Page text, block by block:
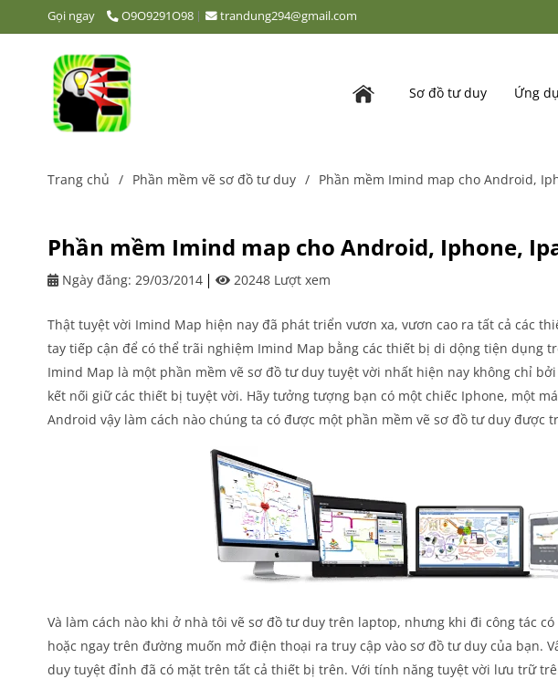
Gọi ngay O9O9291O98 trandung294@gmail.com
Sơ đồ tư duy Ứng
Trang chủ / Phần mềm vẽ sơ đồ tư duy / Phần mềm Imind map cho Android,
Phần mềm Imind map cho Android, Iphone,
Ngày đăng: 29/03/2014 20248 Lượt xem
Thật tuyệt vời Imind Map hiện nay đã phát triển vươn xa, vươn cao ra tất cả các
tay tiếp cận để có thể trãi nghiệm Imind Map bằng các thiết bị di dộng tiện dụng
Imind Map là một phần mềm vẽ sơ đồ tư duy tuyệt vời nhất hiện nay không chỉ
kết nối giữ các thiết bị tuyệt vời. Hãy tưởng tượng bạn có một chiếc Iphone, một
Android vậy làm cách nào chúng ta có được một phần mềm vẽ sơ đồ tư duy được
Và làm cách nào khi ở nhà tôi vẽ sơ đồ tư duy trên laptop, nhưng khi đi công tác
hoặc ngay trên đường muốn mở điện thoại ra truy cập vào sơ đồ tư duy của bạn.
duy tuyệt đỉnh đã có mặt trên tất cả thiết bị trên. Với tính năng tuyệt vời lưu trữ